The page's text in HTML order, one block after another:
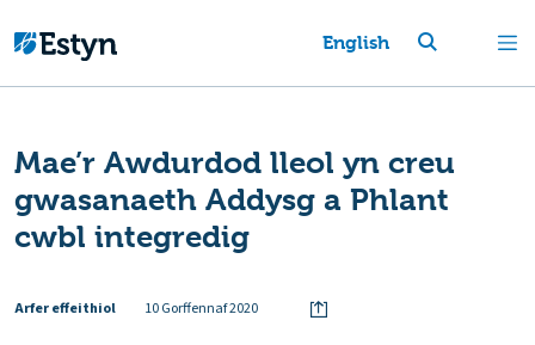
English
Mae’r Awdurdod lleol yn creu
gwasanaeth Addysg a Phlant
cwbl integredig
Arfer effeithiol 10 Gorffennaf 2020